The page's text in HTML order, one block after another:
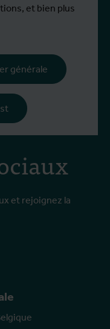
et rejoignez la
et bien plus
générale